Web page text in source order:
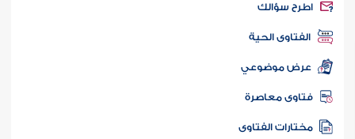
سؤالك
الفتاوى الحية
عرض موضوعي
فتاوى معاصرة